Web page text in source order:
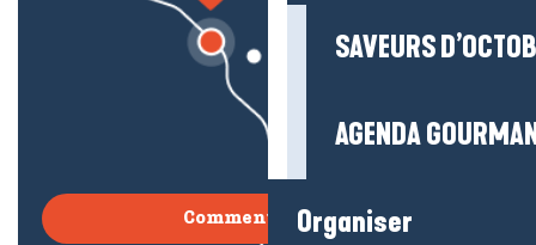
SAVEURS
AGENDA
Organiser
Comment venir ?